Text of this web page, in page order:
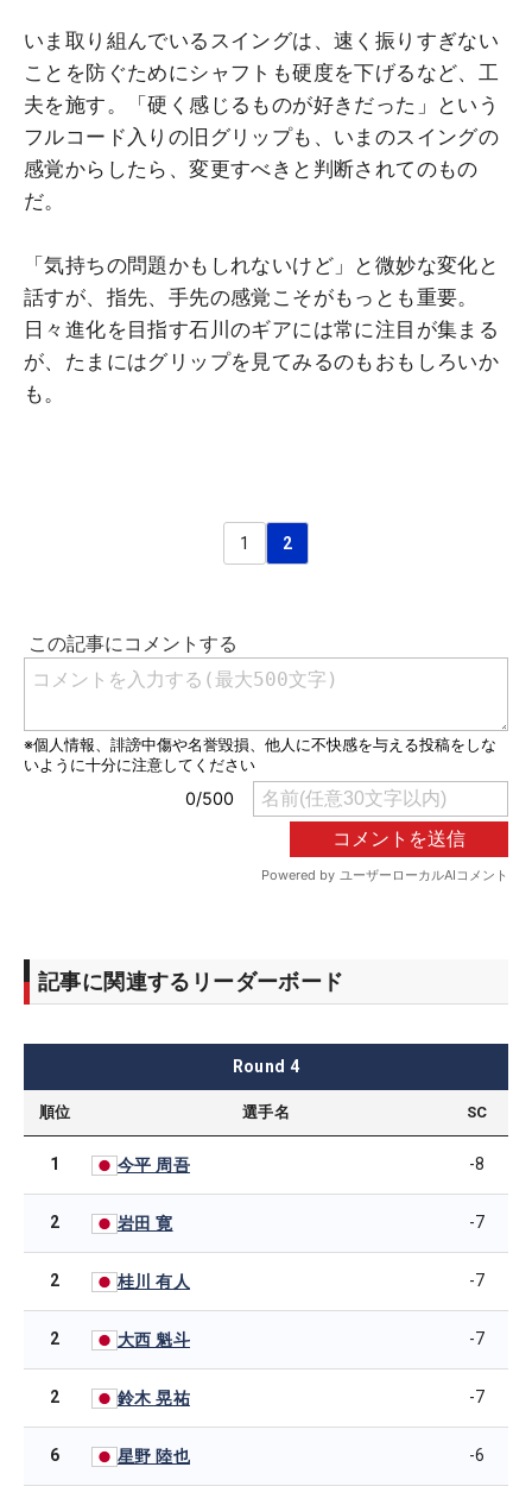
いま取り組んでいるスイングは、速く振りすぎない
ことを防ぐためにシャフトも硬度を下げるなど、工
夫を施す。「硬く感じるものが好きだった」という
フルコード入りの旧グリップも、いまのスイングの
感覚からしたら、変更すべきと判断されてのもの
だ。
「気持ちの問題かもしれないけど」と微妙な変化と
話すが、指先、手先の感覚こそがもっとも重要。
日々進化を目指す石川のギアには常に注目が集まる
が、たまにはグリップを見てみるのもおもしろいか
も。
1 2
記事に関連するリーダーボード
Round 4
順位 選手名 SC
1 今平 周吾 -8
2 岩田 寛 -7
2 桂川 有人 -7
2 大西 魁斗 -7
2 鈴木 晃祐 -7
6 星野 陸也 -6